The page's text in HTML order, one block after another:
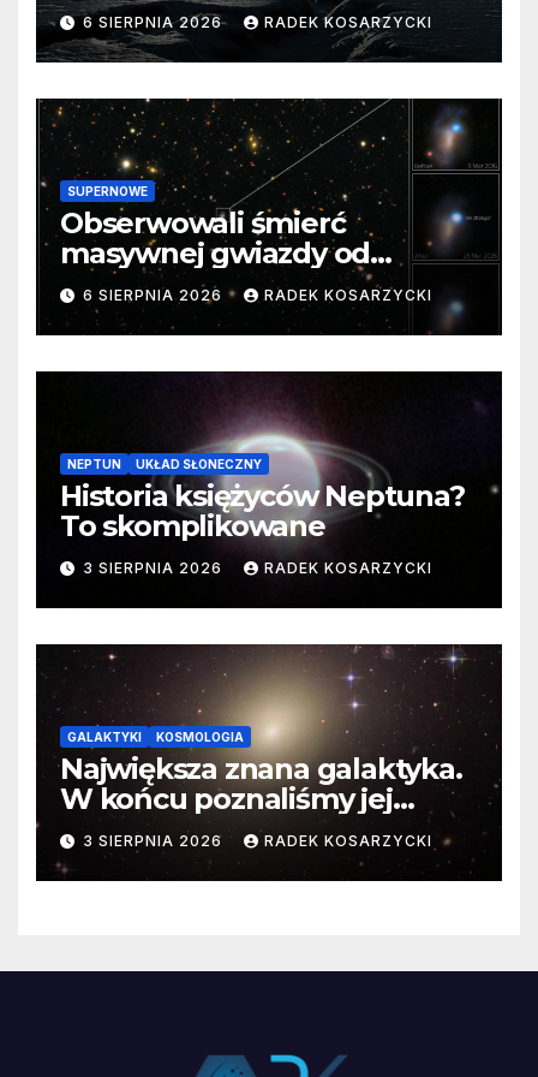
barierę
6 SIERPNIA 2026 RADEK KOSARZYCKI
SUPERNOWE
Obserwowali śmierć
masywnej gwiazdy od
samego początku. Niezwykle
cenne dane
6 SIERPNIA 2026 RADEK KOSARZYCKI
NEPTUN UKŁAD SŁONECZNY
Historia księżyców Neptuna?
To skomplikowane
3 SIERPNIA 2026 RADEK KOSARZYCKI
GALAKTYKI KOSMOLOGIA
Największa znana galaktyka.
W końcu poznaliśmy jej
faktyczne wymiary
3 SIERPNIA 2026 RADEK KOSARZYCKI